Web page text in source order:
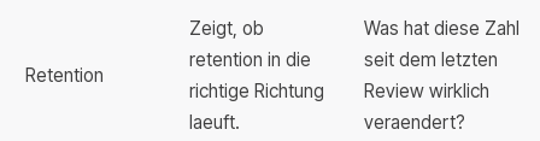
Retention
Zeigt, ob
retention in die
richtige Richtung
laeuft.
Was hat diese Zahl
seit dem letzten
Review wirklich
veraendert?